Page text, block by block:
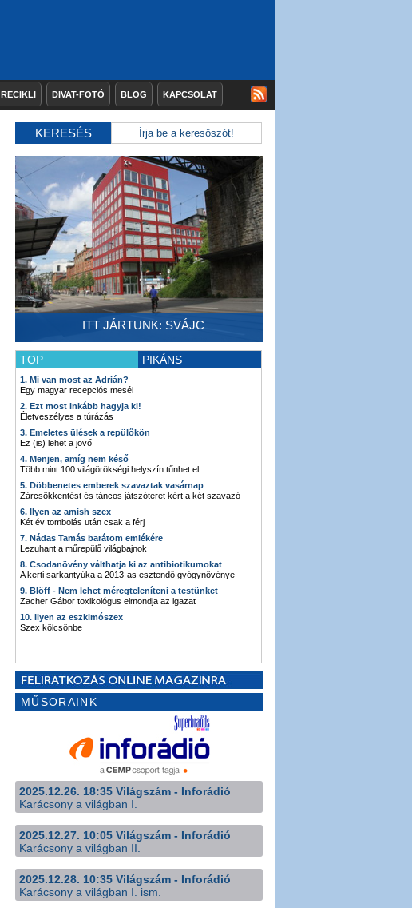
RECIKLI DIVAT-FOTÓ BLOG KAPCSOLAT
KERESÉS
ITT JÁRTUNK: SVÁJC
TOP PIKÁNS
1. Mi van most az Adrián?
Egy magyar recepciós mesél
2. Ezt most inkább hagyja ki!
Életveszélyes a túrázás
3. Emeletes ülések a repülőkön
Ez (is) lehet a jövő
4. Menjen, amíg nem késő
Több mint 100 világörökségi helyszín tűnhet el
5. Döbbenetes emberek szavaztak vasárnap
Zárcsökkentést és táncos játszóteret kért a két szavazó
6. Ilyen az amish szex
Két év tombolás után csak a férj
7. Nádas Tamás barátom emlékére
Lezuhant a műrepülő világbajnok
8. Csodanövény válthatja ki az antibiotikumokat
A kerti sarkantyúka a 2013-as esztendő gyógynövénye
9. Blöff - Nem lehet méregteleníteni a testünket
Zacher Gábor toxikológus elmondja az igazat
10. Ilyen az eszkimószex
Szex kölcsönbe
MŰSORAINK
2025.12.26. 18:35 Világszám - Inforádió
Karácsony a világban I.
2025.12.27. 10:05 Világszám - Inforádió
Karácsony a világban II.
2025.12.28. 10:35 Világszám - Inforádió
Karácsony a világban I. ism.